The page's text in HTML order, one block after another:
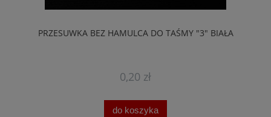
PRZESUWKA BEZ HAMULCA DO TAŚMY "3" BIAŁA
0,20 zł
do koszyka